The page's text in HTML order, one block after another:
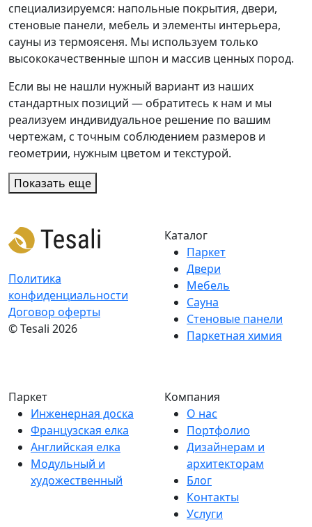
специализируемся: напольные покрытия, двери,
стеновые панели, мебель и элементы интерьера,
сауны из термоясеня. Мы используем только
высококачественные шпон и массив ценных пород.
Если вы не нашли нужный вариант из наших
стандартных позиций — обратитесь к нам и мы
реализуем индивидуальное решение по вашим
чертежам, с точным соблюдением размеров и
геометрии, нужным цветом и текстурой.
Показать еще
Политика
конфиденциальности
Договор оферты
© Tesali 2026
Каталог
Паркет
Двери
Мебель
Сауна
Стеновые панели
Паркетная химия
Паркет
Инженерная доска
Французская елка
Английская елка
Модульный и
художественный
Компания
О нас
Портфолио
Дизайнерам и
архитекторам
Блог
Контакты
Услуги